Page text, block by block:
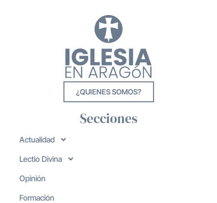
¿QUIENES SOMOS?
Secciones
Actualidad
Lectio Divina
Opinión
Formación